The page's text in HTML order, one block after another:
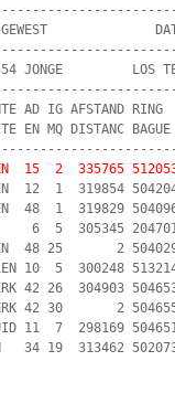
GEWEST              DATA
LOS TE-
IG AFSTAND RING
DISTANC BAGUE
15  2  335765
12  1  319854
48  1  319829
6  5  305345
48 25       2
10  5  300248
42 26  304903
42 30       2
11  7  298169
34 19  313462